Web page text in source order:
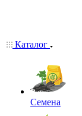
Каталог
Семена